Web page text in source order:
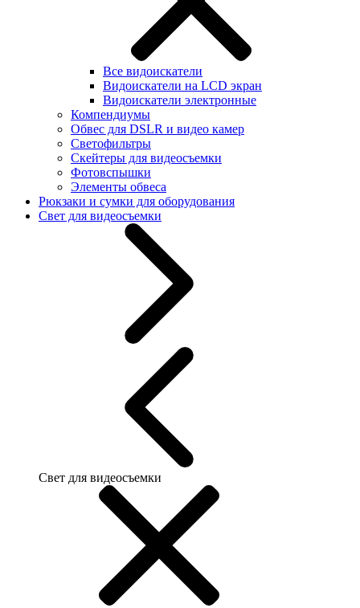
Все видоискатели
Видоискатели на LCD экран
Видоискатели электронные
Компендиумы
Обвес для DSLR и видео камер
Светофильтры
Скейтеры для видеосъемки
Фотовспышки
Элементы обвеса
Рюкзаки и сумки для оборудования
Свет для видеосъемки
Свет для видеосъемки